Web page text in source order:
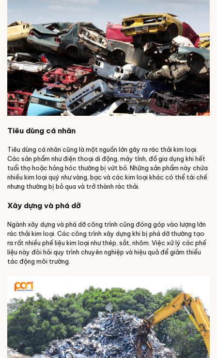
Tiêu dùng cá nhân
Tiêu dùng cá nhân cũng là một nguồn lớn gây ra rác thải kim loại.
Các sản phẩm như điện thoại di động, máy tính, đồ gia dụng khi hết
tuổi thọ hoặc hỏng hóc thường bị vứt bỏ. Những sản phẩm này chứa
nhiều kim loại quý như vàng, bạc và các kim loại khác có thể tái chế
nhưng thường bị bỏ qua và trở thành rác thải.
Xây dựng và phá dỡ
Ngành xây dựng và phá dỡ công trình cũng đóng góp vào lượng lớn
rác thải kim loại. Các công trình xây dựng khi bị phá dỡ thường tạo
ra rất nhiều phế liệu kim loại như thép, sắt, nhôm. Việc xử lý các phế
liệu này đòi hỏi quy trình chuyên nghiệp và hiệu quả để giảm thiểu
tác động môi trường.